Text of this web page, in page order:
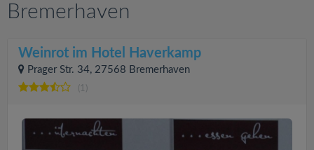
Bremerhaven
Weinrot im Hotel Haverkamp
Prager Str. 34, 27568 Bremerhaven
(1)